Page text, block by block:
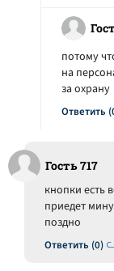
Ответить
потому
на
за охрану
Гость 717
Ответить (0)
кнопки есть
приедет
поздно